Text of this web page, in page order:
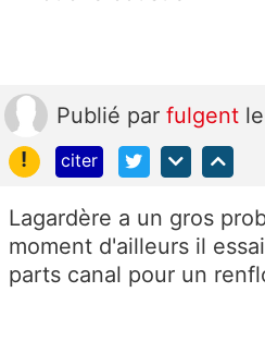
Publié par fulgent
!
citer
Lagardère a un gros
moment d'ailleurs il
parts canal pour un